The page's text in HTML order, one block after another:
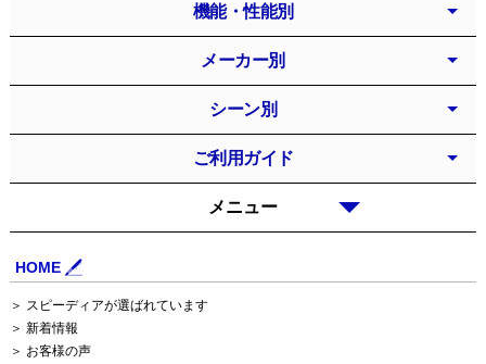
HOME
＞ スピーディアが選ばれています
＞ 新着情報
＞ お客様の声
メニュー
機能・性能別
メーカー別
シーン別
ご利用ガイド